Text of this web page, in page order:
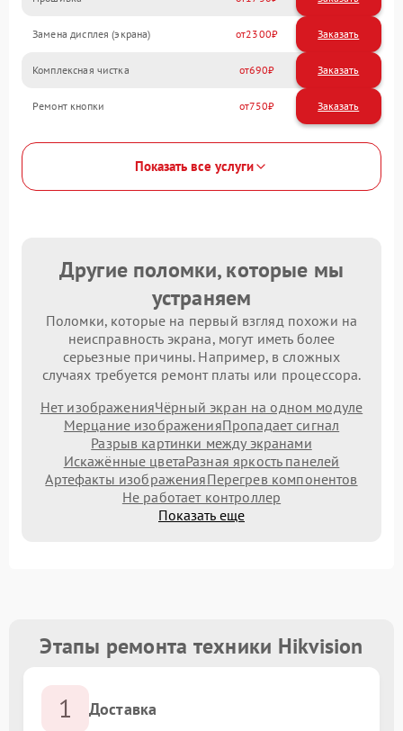
Замена дисплея (экрана) 2300
Комплексная чистка 690
Ремонт кнопки 750
Показать все услуги
Другие поломки, которые мы
устраняем
Поломки, которые на первый взгляд похожи на
неисправность экрана, могут иметь более
серьезные причины. Например, в сложных
случаях требуется ремонт платы или процессора.
Нет изображенияЧёрный экран на одном модуле
Мерцание изображенияПропадает сигнал
Разрыв картинки между экранами
Искажённые цветаРазная яркость панелей
Артефакты изображенияПерегрев компонентов
Не работает контроллер
Показать еще
Этапы ремонта техники Hikvision
1 Доставка